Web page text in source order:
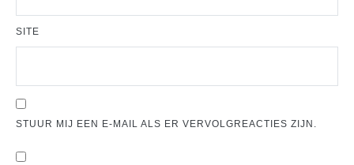
SITE
STUUR MIJ EEN E-MAIL ALS ER VERVOLGREACTIES ZIJN.